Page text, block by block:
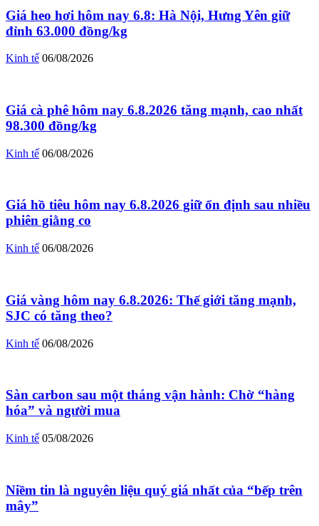
Giá heo hơi hôm nay 6.8: Hà Nội, Hưng Yên giữ
đỉnh 63.000 đồng/kg
Kinh tế 06/08/2026
Giá cà phê hôm nay 6.8.2026 tăng mạnh, cao nhất
98.300 đồng/kg
Kinh tế 06/08/2026
Giá hồ tiêu hôm nay 6.8.2026 giữ ổn định sau nhiều
phiên giằng co
Kinh tế 06/08/2026
Giá vàng hôm nay 6.8.2026: Thế giới tăng mạnh,
SJC có tăng theo?
Kinh tế 06/08/2026
Sàn carbon sau một tháng vận hành: Chờ “hàng
hóa” và người mua
Kinh tế 05/08/2026
Niềm tin là nguyên liệu quý giá nhất của “bếp trên
mây”